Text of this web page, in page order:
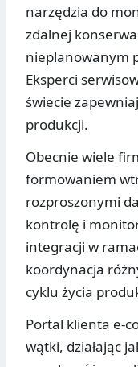
narzędzia do
zdalnej
nieplanowanym
Eksperci
świecie
produkcji.
Obecnie wiele
formowaniem
rozproszonymi
kontrolę i
integracji w
koordynacja
cyklu życia
Portal klienta e-
wątki, działając